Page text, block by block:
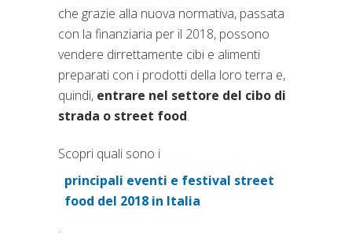
che grazie alla nuova normativa, passata
con la finanziaria per il 2018, possono
vendere dirrettamente cibi e alimenti
preparati con i prodotti della loro terra e,
quindi, entrare nel settore del cibo di
strada o street food.
Scopri quali sono i
principali eventi e festival street
food del 2018 in Italia(si apre in una nuova
.